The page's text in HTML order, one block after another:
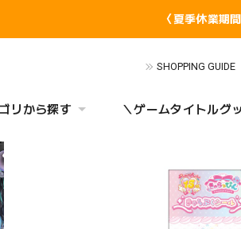
〈夏季休業期
SHOPPING GUIDE
リから探す ＼ゲームタイトルグ